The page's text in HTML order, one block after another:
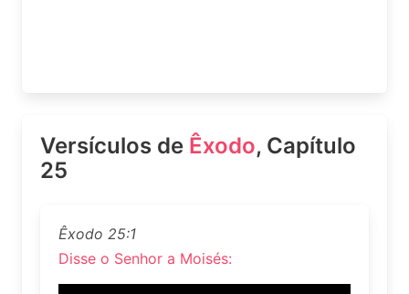
Versículos de Êxodo, Capítulo
25
Êxodo 25:1
Disse o Senhor a Moisés: